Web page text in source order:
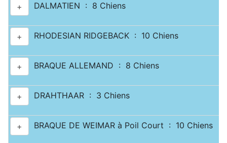
+ DALMATIEN : 8 Chiens
+ RHODESIAN RIDGEBACK : 10 Chiens
+ BRAQUE ALLEMAND : 8 Chiens
+ DRAHTHAAR : 3 Chiens
+ BRAQUE DE WEIMAR à Poil Court : 10 Chiens